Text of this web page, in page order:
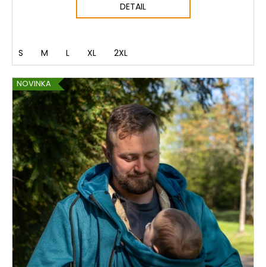
DETAIL
S M L XL 2XL
NOVINKA